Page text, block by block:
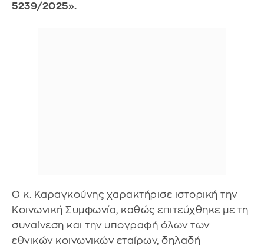
5239/2025».
Ο κ. Καραγκούνης χαρακτήρισε ιστορική την
Κοινωνική Συμφωνία, καθώς επιτεύχθηκε με τη
συναίνεση και την υπογραφή όλων των
εθνικών κοινωνικών εταίρων, δηλαδή